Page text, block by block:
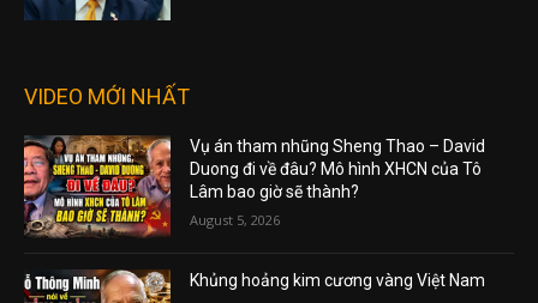
VIDEO MỚI NHẤT
Vụ án tham nhũng Sheng Thao – David
Duong đi về đâu? Mô hình XHCN của Tô
Lâm bao giờ sẽ thành?
August 5, 2026
Khủng hoảng kim cương vàng Việt Nam